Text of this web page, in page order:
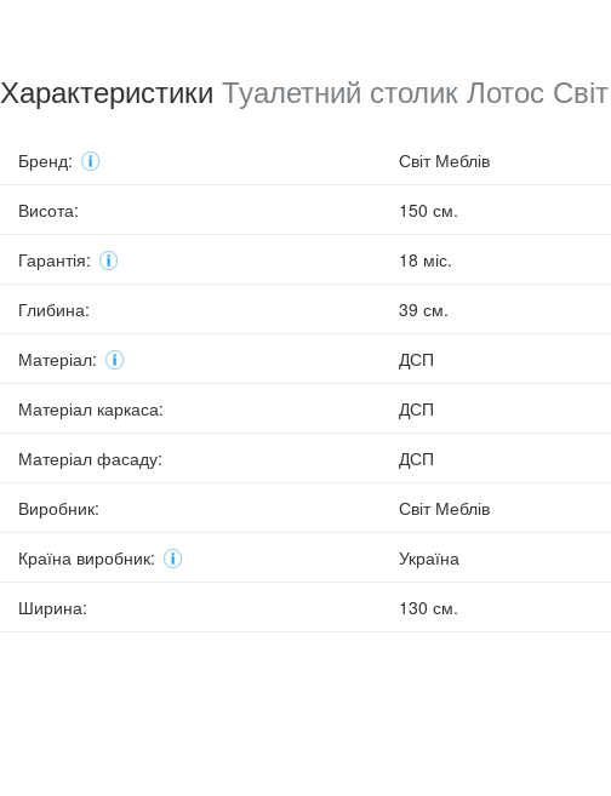
Характеристики Туалетний столик Лотос
Бренд: Світ Меблів
Висота: 150 см.
Гарантія: 18 міс.
Глибина: 39 см.
Матеріал: ДСП
Матеріал каркаса: ДСП
Матеріал фасаду: ДСП
Виробник: Світ Меблів
Країна виробник: Україна
Ширина: 130 см.